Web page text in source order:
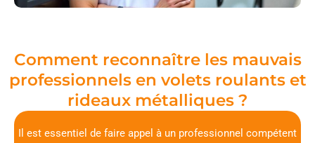
Comment reconnaître les mauvais
professionnels en volets roulants et
rideaux métalliques ?
Il est essentiel de faire appel à un professionnel compétent